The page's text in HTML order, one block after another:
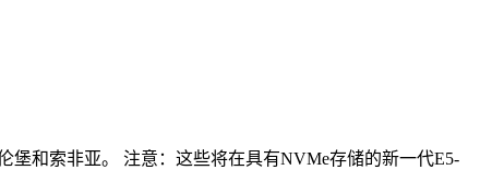
堡和索非亚。 注意：这些将在具有NVMe存储的新一代E5-